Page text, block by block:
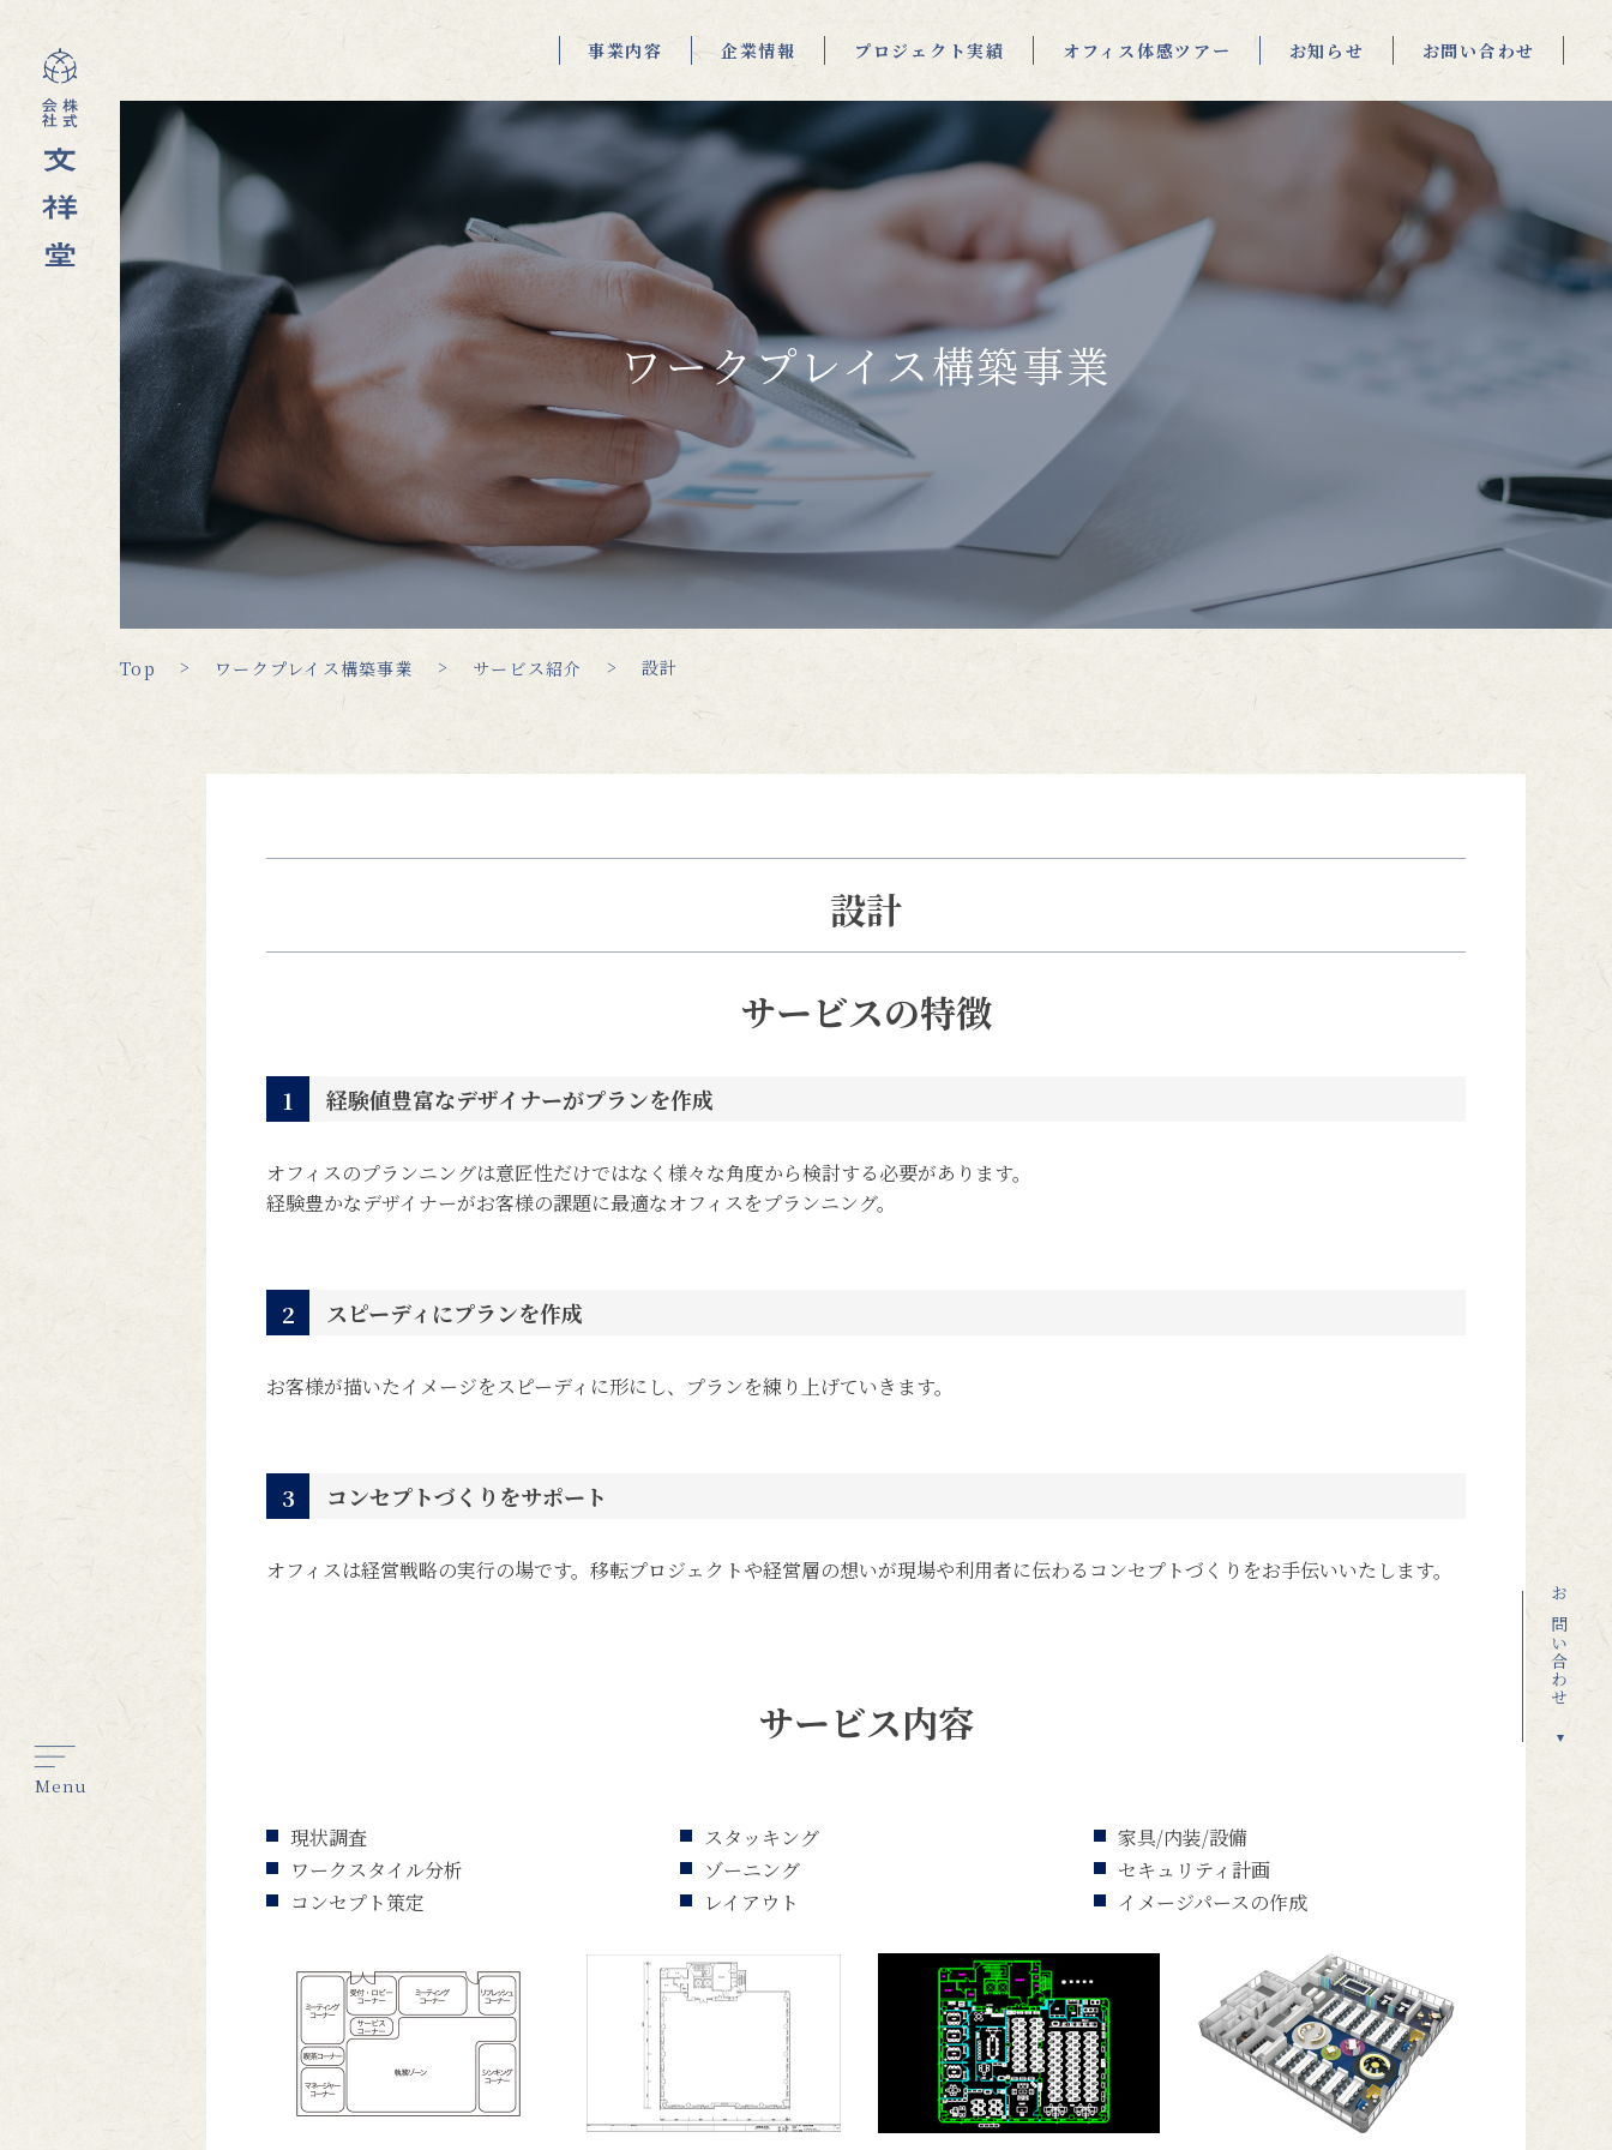
Menu
事業内容 企業情報 プロジェクト実績 オフィス体感ツアー お知らせ お問い合わせ
お問い合わせ
ワークプレイス構築事業
Top ワークプレイス構築事業 サービス紹介 設計
設計
サービスの特徴
1 経験値豊富なデザイナーがプランを作成
オフィスのプランニングは意匠性だけではなく様々な角度から検討する必要があります。
経験豊かなデザイナーがお客様の課題に最適なオフィスをプランニング。
2 スピーディにプランを作成
お客様が描いたイメージをスピーディに形にし、プランを練り上げていきます。
3 コンセプトづくりをサポート
オフィスは経営戦略の実行の場です。移転プロジェクトや経営層の想いが現場や利用者に伝わるコンセプトづくりをお手伝いいたします。
サービス内容
現状調査
ワークスタイル分析
コンセプト策定
スタッキング
ゾーニング
レイアウト
家具/内装/設備
セキュリティ計画
イメージパースの作成